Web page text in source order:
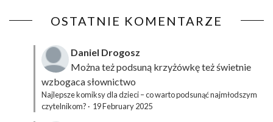
OSTATNIE KOMENTARZE
Daniel Drogosz
Można też podsuną krzyżówkęteż świetnie
wzbogaca słownictwo
Najlepsze komiksy dla dzieci – co warto podsunąć najmłodszym
czytelnikom? · 19 February 2025